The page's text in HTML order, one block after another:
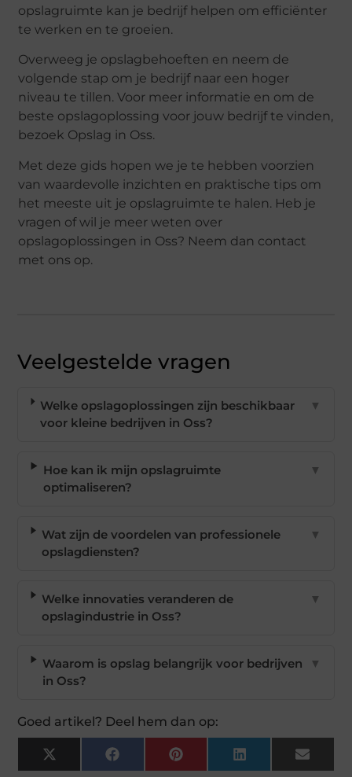
opslagruimte kan je bedrijf helpen om efficiënter
te werken en te groeien.
Overweeg je opslagbehoeften en neem de
volgende stap om je bedrijf naar een hoger
niveau te tillen. Voor meer informatie en om de
beste opslagoplossing voor jouw bedrijf te vinden,
bezoek Opslag in Oss.
Met deze gids hopen we je te hebben voorzien
van waardevolle inzichten en praktische tips om
het meeste uit je opslagruimte te halen. Heb je
vragen of wil je meer weten over
opslagoplossingen in Oss? Neem dan contact
met ons op.
Veelgestelde vragen
Welke opslagoplossingen zijn beschikbaar
voor kleine bedrijven in Oss?
▼
Hoe kan ik mijn opslagruimte
optimaliseren?
▼
Wat zijn de voordelen van professionele
opslagdiensten?
▼
Welke innovaties veranderen de
opslagindustrie in Oss?
▼
Waarom is opslag belangrijk voor bedrijven
in Oss?
▼
Goed artikel? Deel hem dan op:
X
(Twitter)
FacebookPinterest LinkedIn Email